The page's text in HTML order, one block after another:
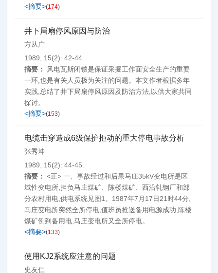
<摘要>(174)
井下局扇停风原因与防治
方从广
1989, 15(2): 42-44.
摘要：
风电瓦斯闭锁是保证采掘工作面安全生产的重要
一环,也是有关人员极为关注的问题。本文作者根据多年
实践,总结了井下局扇停风原因及防治方法,以供大家共同
探讨。
<摘要>(153)
电缆击穿造成6级保护拒动的重大停电事故分析
张秀坤
1989, 15(2): 44-45.
摘要： <正> 一、事故经过和后果马庄35kV变电所是区
域性变电所,担负马庄煤矿、陈楼煤矿、西沿轧钢厂和部
分农村用电,供电系统见图1。1987年7月17日21时44分,
马庄变电所突然全所停电,值班员抢送备用电源成功,陈楼
煤矿倒到备用电,马庄变电所又全所停电。
<摘要>(133)
使用KJ2系统应注意的问题
史友仁